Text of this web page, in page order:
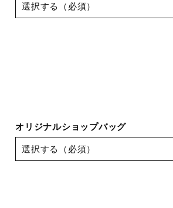
オリジナルショップバッグ